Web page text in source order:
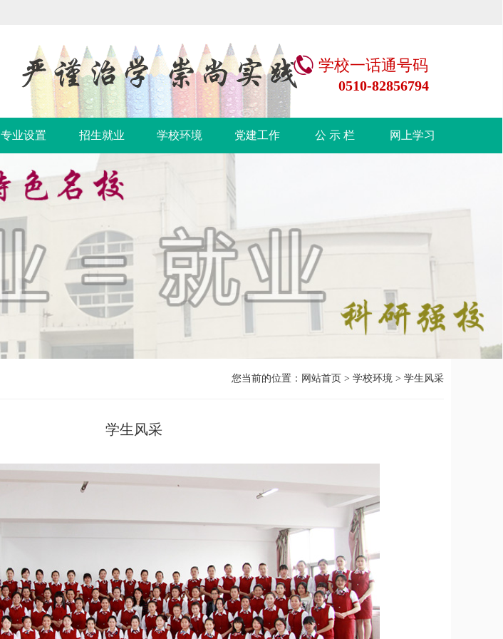
学校一话通号码
0510-82856794
专业设置 招生就业 学校环境 党建工作 公 示 栏 网上学习
您当前的位置： 网站首页 >学校环境 >学生风采
学生风采